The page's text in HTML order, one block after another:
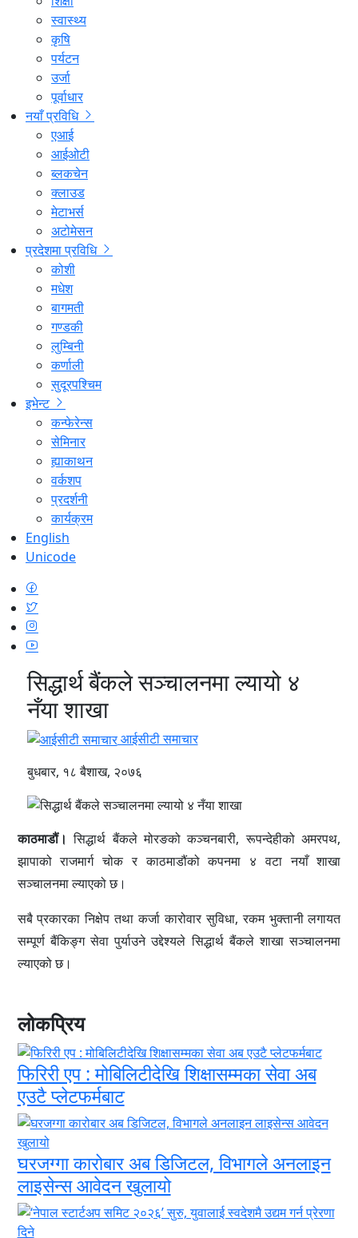
स्वास्थ्य
कृषि
पर्यटन
उर्जा
पूर्वाधार
नयाँ प्रविधि
एआई
आईओटी
ब्लकचेन
क्लाउड
मेटाभर्स
अटोमेसन
प्रदेशमा प्रविधि
कोशी
मधेश
बागमती
गण्डकी
लुम्बिनी
कर्णाली
सुदूरपश्चिम
इभेन्ट
कन्फेरेन्स
सेमिनार
ह्याकाथन
वर्कशप
प्रदर्शनी
कार्यक्रम
English
Unicode
सिद्धार्थ बैंकले सञ्चालनमा ल्यायो ४
नँया शाखा
आईसीटी समाचार
बुधबार, १८ बैशाख, २०७६
काठमाडौं।सिद्धार्थ बैंकले मोरङको कञ्चनबारी, रूपन्देहीको अमरपथ,
झापाको राजमार्ग चोक र काठमाडौंको कपनमा ४ वटा नयाँ शाखा
सञ्चालनमा ल्याएको छ।
सबै प्रकारका निक्षेप तथा कर्जा कारोवार सुविधा, रकम भुक्तानी लगायत
सम्पूर्ण बैंकिङ्ग सेवा पुर्याउने उद्देश्यले सिद्धार्थ बैंकले शाखा सञ्चालनमा
ल्याएको छ।
लोकप्रिय
फिरिरी एप : मोबिलिटीदेखि शिक्षासम्मका सेवा अब
एउटै प्लेटफर्मबाट
घरजग्गा कारोबार अब डिजिटल, विभागले अनलाइन
लाइसेन्स आवेदन खुलायो